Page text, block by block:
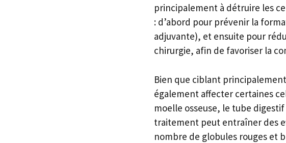
principalement à détruire les
: d’abord pour prévenir la
adjuvante), et ensuite pour
chirurgie, afin de favoriser la
Bien que ciblant
également affecter certaines
moelle osseuse, le tube
traitement peut entraîner des
nombre de globules rouges et